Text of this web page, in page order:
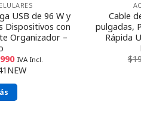
USB de 96 W y
Dispositivos con
Organizador –
IVA Incl.
Cable
pulgadas,
Rápida
$